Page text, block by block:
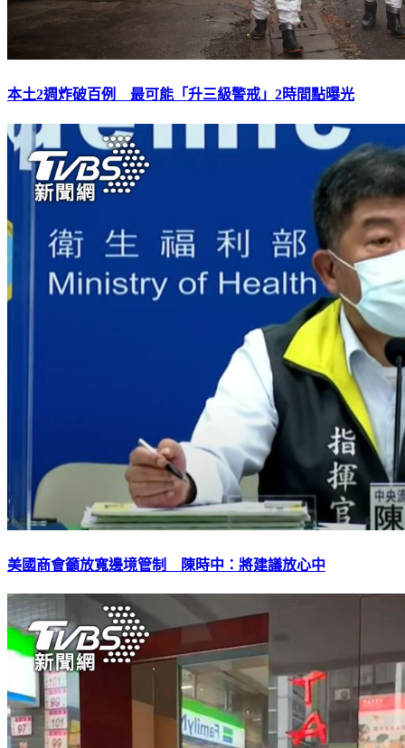
本土2週炸破百例 最可能「升三級警戒」2時間點曝光
美國商會籲放寬邊境管制 陳時中：將建議放心中